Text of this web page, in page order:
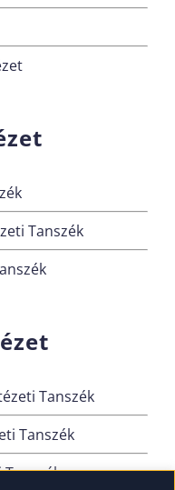
Tanszék
Tanszék
Tanszék